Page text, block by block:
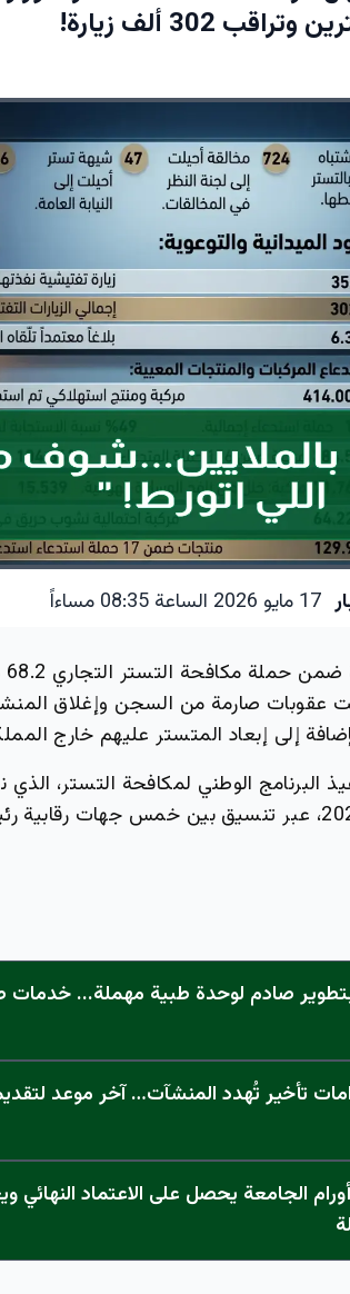
302 ألف زيارة!
17 مايو 2026 الساعة 08:35 مساءاً
عقوبات صارمة من السجن وإغلاق
إلى إبعاد المتستر عليهم خارج
صادم لوحدة طبية مهملة... خدمات
تأخير تُهدد المنشآت… آخر موعد